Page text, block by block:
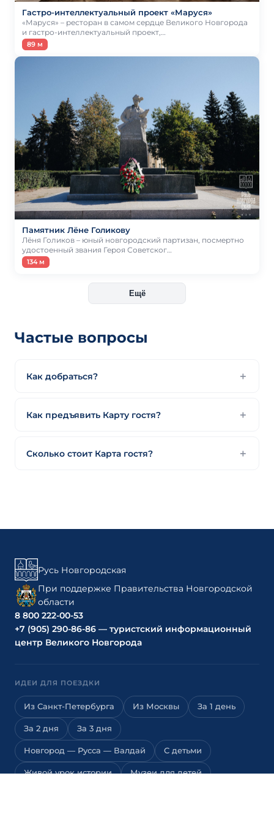
Гастро-интеллектуальный проект «Маруся»
«Маруся» – ресторан в самом сердце Великого Новгорода
и гастро-интеллектуальный проект,…
89 м
Памятник Лёне Голикову
Лёня Голиков – юный новгородский партизан, посмертно
удостоенный звания Героя Советског…
134 м
Ещё
Частые вопросы
Как добраться?
Как предъявить Карту гостя?
Сколько стоит Карта гостя?
Русь Новгородская
При поддержке Правительства Новгородской
области
8 800 222-00-53
+7 (905) 290-86-86 — туристский информационный
центр Великого Новгорода
ИДЕИ ДЛЯ ПОЕЗДКИ
Из Санкт-Петербурга Из Москвы За 1 день
За 2 дня За 3 дня
Новгород — Русса — Валдай С детьми
Живой урок истории Музеи для детей